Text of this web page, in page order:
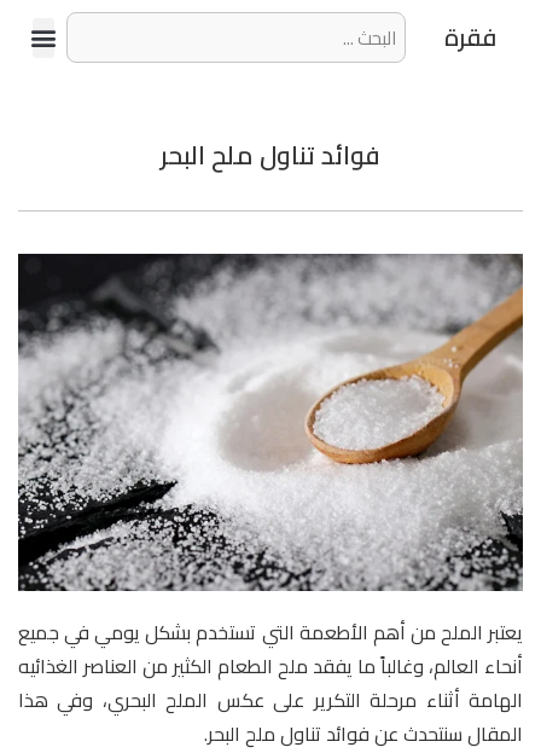
فقرة
فوائد تناول ملح البحر
يعتبر الملح من أهم الأطعمة التي تستخدم بشكل يومي في جميع
أنحاء العالم، وغالباً ما يفقد ملح الطعام الكثير من العناصر الغذائيه
الهامة أثناء مرحلة التكرير على عكس الملح البحري، وفي هذا
المقال سنتحدث عن فوائد تناول ملح البحر.